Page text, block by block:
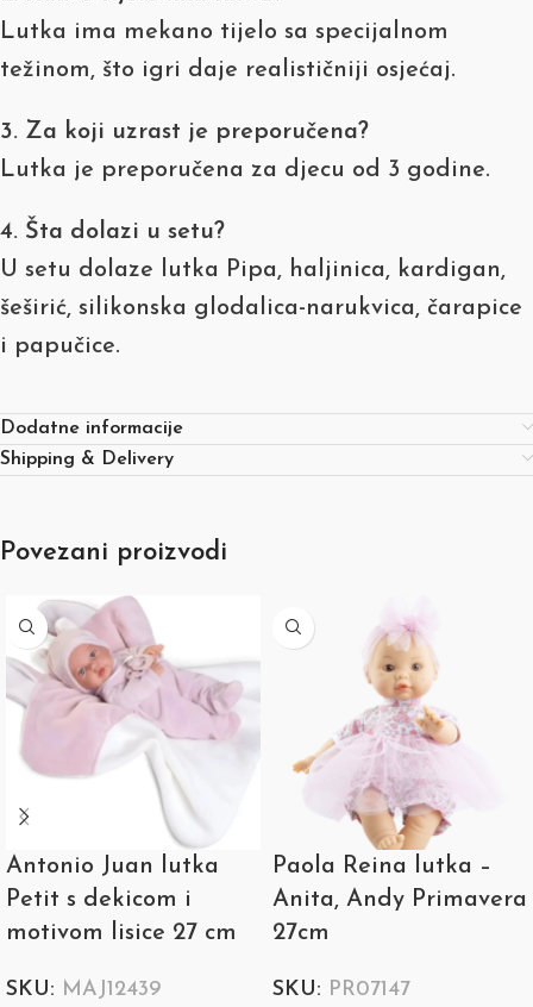
Lutka ima mekano tijelo sa specijalnom
težinom, što igri daje realističniji osjećaj.
3. Za koji uzrast je preporučena?
Lutka je preporučena za djecu od 3 godine.
4. Šta dolazi u setu?
U setu dolaze lutka Pipa, haljinica, kardigan,
šeširić, silikonska glodalica-narukvica, čarapice
i papučice.
Dodatne informacije
Shipping & Delivery
Povezani proizvodi
Antonio Juan lutka
Petit s dekicom i
motivom lisice 27 cm
SKU: MAJ12439
Paola Reina lutka –
Anita, Andy Primavera
27cm
SKU: PR07147